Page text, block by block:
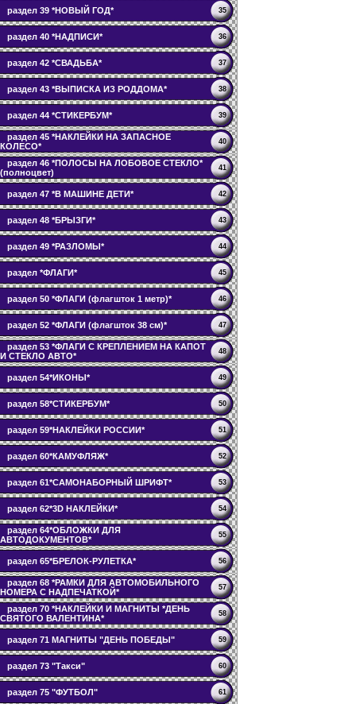
раздел 39 *НОВЫЙ ГОД* 35
раздел 40 *НАДПИСИ* 36
раздел 42 *СВАДЬБА* 37
раздел 43 *ВЫПИСКА ИЗ РОДДОМА* 38
раздел 44 *СТИКЕРБУМ* 39
раздел 45 *НАКЛЕЙКИ НА ЗАПАСНОЕ
КОЛЕСО*
40
раздел 46 *ПОЛОСЫ НА ЛОБОВОЕ СТЕКЛО*
(полноцвет)
41
раздел 47 *В МАШИНЕ ДЕТИ* 42
раздел 48 *БРЫЗГИ* 43
раздел 49 *РАЗЛОМЫ* 44
раздел *ФЛАГИ* 45
раздел 50 *ФЛАГИ (флагшток 1 метр)* 46
раздел 52 *ФЛАГИ (флагшток 38 см)* 47
раздел 53 *ФЛАГИ С КРЕПЛЕНИЕМ НА КАПОТ
И СТЕКЛО АВТО*
48
раздел 54*ИКОНЫ* 49
раздел 58*СТИКЕРБУМ* 50
раздел 59*НАКЛЕЙКИ РОССИИ* 51
раздел 60*КАМУФЛЯЖ* 52
раздел 61*САМОНАБОРНЫЙ ШРИФТ* 53
раздел 62*3D НАКЛЕЙКИ* 54
раздел 64*ОБЛОЖКИ ДЛЯ
АВТОДОКУМЕНТОВ*
55
раздел 65*БРЕЛОК-РУЛЕТКА* 56
раздел 68 *РАМКИ ДЛЯ АВТОМОБИЛЬНОГО
НОМЕРА С НАДПЕЧАТКОЙ*
57
раздел 70 *НАКЛЕЙКИ И МАГНИТЫ *ДЕНЬ
СВЯТОГО ВАЛЕНТИНА*
58
раздел 71 МАГНИТЫ "ДЕНЬ ПОБЕДЫ" 59
раздел 73 "Такси" 60
раздел 75 "ФУТБОЛ" 61